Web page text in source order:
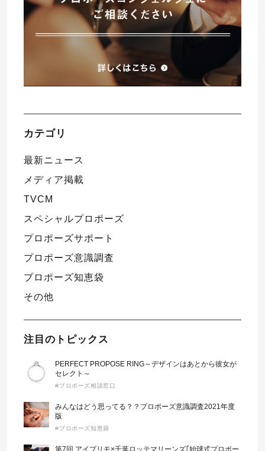
カテゴリ
最新ニュース
メディア掲載
TVCM
スペシャルプロポーズ
プロポーズサポート
プロポーズ意識調査
プロポーズ知恵袋
その他
注目のトピックス
PERFECT PROPOSE RING～デザインはあとから彼女が
セレクト～
#プロポーズ相談窓口
みんなはどう思ってる？？プロポーズ意識調査2021年度
版
#プロポーズ知恵袋
第7回 アイプリモ×千葉ロッテマリーンズ｢始球式プロポー
エピソード Follow us on